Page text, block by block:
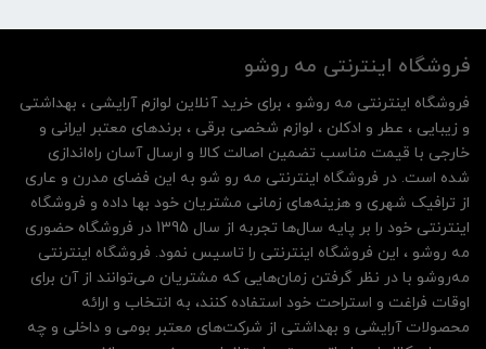
فروشگاه اینترنتی مه‌ رو‌شو
فروشگاه اینترنتی مه‌ رو‌شو ، برای خرید آنلاین لوازم آرایشی ، بهداشتی
و زیبایی ، عطر و ادکلن ، لوازم شخصی برقی ، برندهای معتبر ایرانی و
خارجی با قیمت مناسب تضمین اصالت کالا و ارسال آسان راه‌اندازی
شده است. در فروشگاه اینترنتی مه رو شو به این فضای مدرن و عاری
از ترافیک شهری و هزینه‌های زمانی مشتریان خود بها داده و فروشگاه
اینترنتی خود را بر پایه سال‌ها تجربه از سال 1395 در فروشگاه حضوری
مه روشو ، این فروشگاه اینترنتی را تاسیس نمود. فروشگاه اینترنتی
مه‌رو‌شو با در نظر گرفتن زمان‌هایی که مشتریان می‌توانند از آن‌ برای
اوقات فراغت و استراحت خود استفاده کنند، به انتخاب و ارائه
محصولات آرایشی و بهداشتی از شرکت‌های معتبر بومی و داخلی و چه